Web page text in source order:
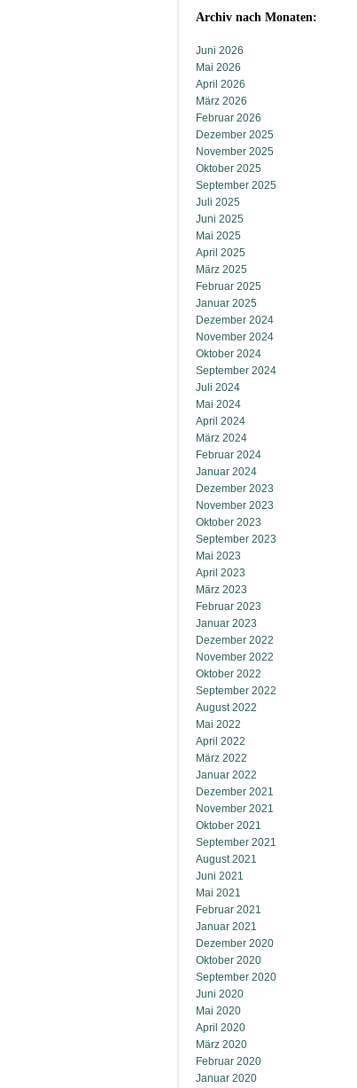
Archiv nach Monaten:
Juni 2026
Mai 2026
April 2026
März 2026
Februar 2026
Dezember 2025
November 2025
Oktober 2025
September 2025
Juli 2025
Juni 2025
Mai 2025
April 2025
März 2025
Februar 2025
Januar 2025
Dezember 2024
November 2024
Oktober 2024
September 2024
Juli 2024
Mai 2024
April 2024
März 2024
Februar 2024
Januar 2024
Dezember 2023
November 2023
Oktober 2023
September 2023
Mai 2023
April 2023
März 2023
Februar 2023
Januar 2023
Dezember 2022
November 2022
Oktober 2022
September 2022
August 2022
Mai 2022
April 2022
März 2022
Januar 2022
Dezember 2021
November 2021
Oktober 2021
September 2021
August 2021
Juni 2021
Mai 2021
Februar 2021
Januar 2021
Dezember 2020
Oktober 2020
September 2020
Juni 2020
Mai 2020
April 2020
März 2020
Februar 2020
Januar 2020